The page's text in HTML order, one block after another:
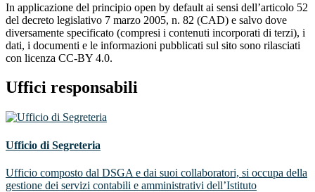
In applicazione del principio open by default ai sensi dell’articolo 52
del decreto legislativo 7 marzo 2005, n. 82 (CAD) e salvo dove
diversamente specificato (compresi i contenuti incorporati di terzi), i
dati, i documenti e le informazioni pubblicati sul sito sono rilasciati
con licenza CC-BY 4.0.
Uffici responsabili
Ufficio di Segreteria
Ufficio composto dal DSGA e dai suoi collaboratori, si occupa della
gestione dei servizi contabili e amministrativi dell’Istituto